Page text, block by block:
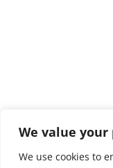
We value your
We use cookies to